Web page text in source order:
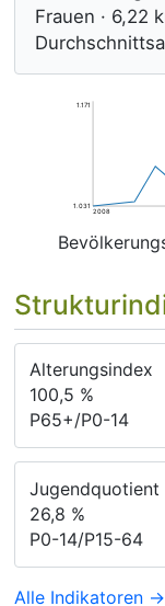
Frauen · 6,22
1.031
1.171
2008
Alterungsindex
100,5 %
P65+/P0-14
Jugendquotient
26,8 %
P0-14/P15-64
Alle Indikatoren →